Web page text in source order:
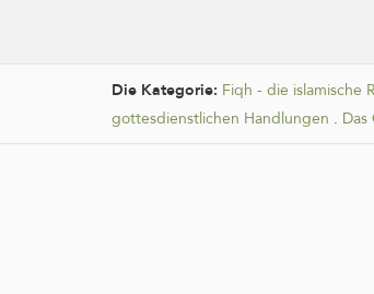
Die Kategorie: Fiqh - die islamische
gottesdienstlichen Handlungen .